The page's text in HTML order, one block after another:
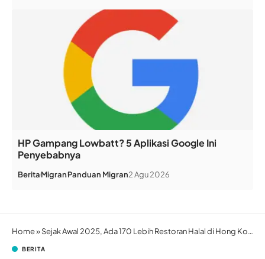
HP Gampang Lowbatt? 5 Aplikasi Google Ini
Penyebabnya
BeritaMigranPanduan Migran2 Agu 2026
Home»Sejak Awal 2025, Ada 170 Lebih Restoran Halal di Hong Kong
BERITA